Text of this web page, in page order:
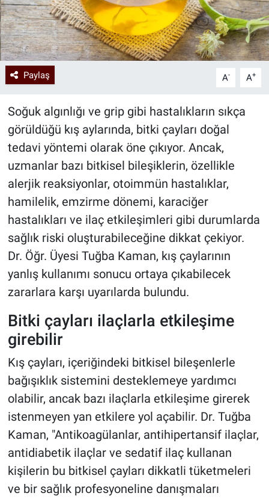
Paylaş A- A+
Soğuk algınlığı ve grip gibi hastalıkların sıkça
görüldüğü kış aylarında, bitki çayları doğal
tedavi yöntemi olarak öne çıkıyor. Ancak,
uzmanlar bazı bitkisel bileşiklerin, özellikle
alerjik reaksiyonlar, otoimmün hastalıklar,
hamilelik, emzirme dönemi, karaciğer
hastalıkları ve ilaç etkileşimleri gibi durumlarda
sağlık riski oluşturabileceğine dikkat çekiyor.
Dr. Öğr. Üyesi Tuğba Kaman, kış çaylarının
yanlış kullanımı sonucu ortaya çıkabilecek
zararlara karşı uyarılarda bulundu.
Bitki çayları ilaçlarla etkileşime
girebilir
Kış çayları, içeriğindeki bitkisel bileşenlerle
bağışıklık sistemini desteklemeye yardımcı
olabilir, ancak bazı ilaçlarla etkileşime girerek
istenmeyen yan etkilere yol açabilir. Dr. Tuğba
Kaman, "Antikoagülanlar, antihipertansif ilaçlar,
antidiabetik ilaçlar ve sedatif ilaç kullanan
kişilerin bu bitkisel çayları dikkatli tüketmeleri
ve bir sağlık profesyoneline danışmaları